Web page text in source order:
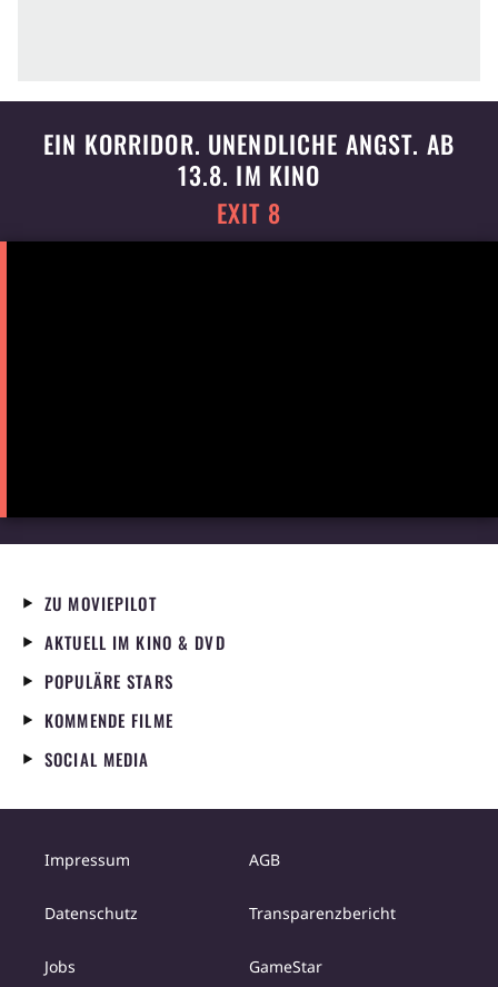
EIN KORRIDOR. UNENDLICHE ANGST. AB
13.8. IM KINO
EXIT 8
ZU MOVIEPILOT
AKTUELL IM KINO & DVD
POPULÄRE STARS
KOMMENDE FILME
SOCIAL MEDIA
Impressum AGB
Datenschutz Transparenzbericht
Jobs GameStar